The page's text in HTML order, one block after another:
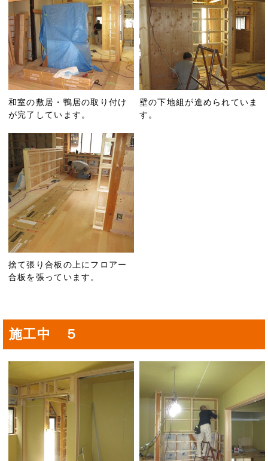
和室の敷居・鴨居の取り付け
が完了しています。
壁の下地組が進められていま
す。
捨て張り合板の上にフロアー
合板を張っています。
施工中 ５